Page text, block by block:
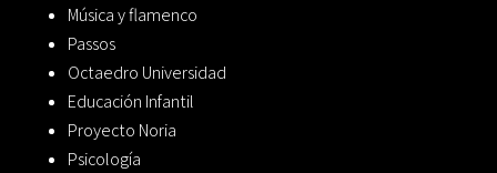
Música y flamenco
Passos
Octaedro Universidad
Educación Infantil
Proyecto Noria
Psicología